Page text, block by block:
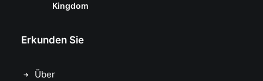
Kingdom
Erkunden Sie
Über